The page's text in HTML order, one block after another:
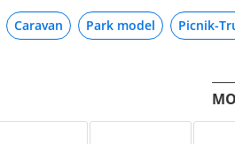
Caravan Park model Picnik-